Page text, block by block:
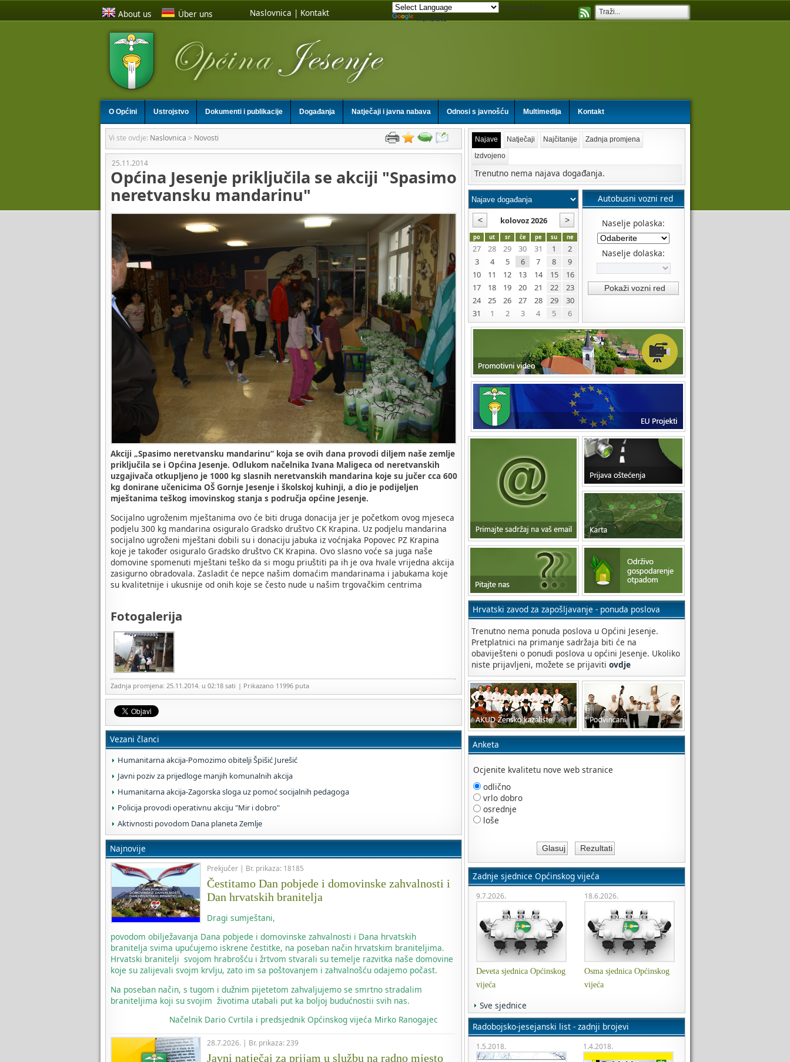
About us Über uns Naslovnica | Kontakt
Powered by
Translate
O Općini Ustrojstvo Dokumenti i publikacije Događanja Natječaji i javna nabava Odnosi s javnošću Multimedija Kontakt
Vi ste ovdje: Naslovnica > Novosti
25.11.2014
Općina Jesenje priključila se akciji "Spasimo
neretvansku mandarinu"
Akciji „Spasimo neretvansku mandarinu“ koja se ovih dana provodi diljem naše zemlje
priključila se i Općina Jesenje. Odlukom načelnika Ivana Maligeca od neretvanskih
uzgajivača otkupljeno je 1000 kg slasnih neretvanskih mandarina koje su jučer cca 600
kg donirane učenicima OŠ Gornje Jesenje i školskoj kuhinji, a dio je podijeljen
mještanima teškog imovinskog stanja s područja općine Jesenje.
Socijalno ugroženim mještanima ovo će biti druga donacija jer je početkom ovog mjeseca
podjelu 300 kg mandarina osiguralo Gradsko društvo CK Krapina. Uz podjelu mandarina
socijalno ugroženi mještani dobili su i donaciju jabuka iz voćnjaka Popovec PZ Krapina
koje je također osiguralo Gradsko društvo CK Krapina. Ovo slasno voće sa juga naše
domovine spomenuti mještani teško da si mogu priuštiti pa ih je ova hvale vrijedna akcija
zasigurno obradovala. Zasladit će nepce našim domaćim mandarinama i jabukama koje
su kvalitetnije i ukusnije od onih koje se često nude u našim trgovačkim centrima
Fotogalerija
Zadnja promjena: 25.11.2014. u 02:18 sati | Prikazano 11996 puta
Vezani članci
Humanitarna akcija-Pomozimo obitelji Špišić Jurešić
Javni poziv za prijedloge manjih komunalnih akcija
Humanitarna akcija-Zagorska sloga uz pomoć socijalnih pedagoga
Policija provodi operativnu akciju "Mir i dobro"
Aktivnosti povodom Dana planeta Zemlje
Najnovije
Prekjučer | Br. prikaza: 18185
Čestitamo Dan pobjede i domovinske zahvalnosti i
Dan hrvatskih branitelja
Dragi sumještani,
povodom obilježavanja Dana pobjede i domovinske zahvalnosti i Dana hrvatskih
branitelja svima upućujemo iskrene čestitke, na poseban način hrvatskim braniteljima.
Hrvatski branitelji svojom hrabrošću i žrtvom stvarali su temelje razvitka naše domovine
koje su zalijevali svojm krvlju, zato im sa poštovanjem i zahvalnošću odajemo počast.
Na poseban način, s tugom i dužnim pijetetom zahvaljujemo se smrtno stradalim
braniteljima koji su svojim životima utabali put ka boljoj budućnostii svih nas.
NačelnikDario Cvrtila i predsjednik Općinskog vijeća Mirko Ranogajec
28.7.2026. | Br. prikaza: 239
Javni natječaj za prijam u službu na radno mjesto
Najave Natječaji Najčitanije
Zadnja promjena
Izdvojeno
Trenutno nema najava događanja.
kolovoz 2026
po ut sr če pe su ne
27 28 29 30 31 1
2
3
4 5 6 7 8
9
10
11 12 13 14 15
16
17
18 19 20 21 22
23
24
25 26 27 28 29
30
31
1 2 3 4 5 6
Autobusni vozni red
Naselje polaska:
Naselje dolaska:
Hrvatski zavod za zapošljavanje - ponuda poslova
Trenutno nema ponuda poslova u Općini Jesenje.
Pretplatnici na primanje sadržaja biti će na
obaviješteni o ponudi poslova u općini Jesenje. Ukoliko
niste prijavljeni, možete se prijaviti ovdje
Anketa
Ocjenite kvalitetu nove web stranice
odlično
vrlo dobro
osrednje
loše
Zadnje sjednice Općinskog vijeća
9.7.2026.
Deveta sjednica Općinskog
vijeća
18.6.2026.
Osma sjednica Općinskog
vijeća
Sve sjednice
Radobojsko-jesejanski list - zadnji brojevi
1.5.2018. 1.4.2018.